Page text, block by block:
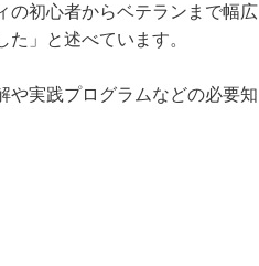
の初心者からベテランまで幅広
」と述べています。
や実践プログラムなどの必要知